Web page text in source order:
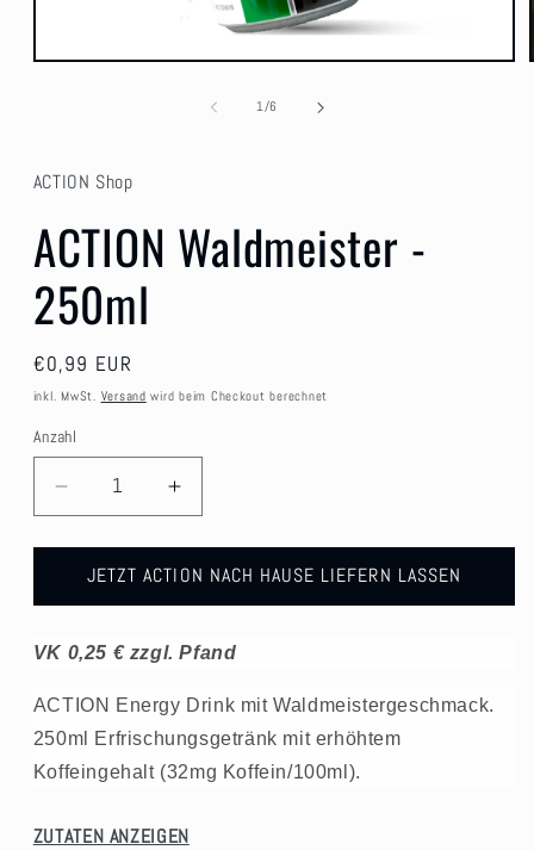
Medien
1/von
6
ACTION Shop
ACTION Waldmeister -
250ml
Normaler
Preis
€0,99 EUR
inkl. MwSt. Versand wird beim Checkout berechnet
Anzahl
Verringere
die
Menge
ACTION
-
Erhöhe
die
Menge
für
ACTION
-
JETZT ACTION NACH HAUSE LIEFERN LASSEN
VK 0,25 € zzgl. Pfand
ACTION Energy Drink mit Waldmeistergeschmack.
250ml Erfrischungsgetränk mit erhöhtem
Koffeingehalt (32mg Koffein/100ml).
ZUTATEN ANZEIGEN